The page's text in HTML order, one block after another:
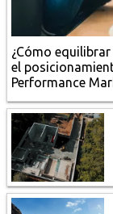
¿Cómo
el
Performance